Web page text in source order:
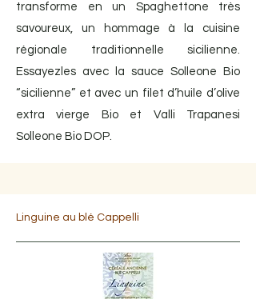
transforme en un Spaghettone très
savoureux, un hommage à la cuisine
régionale traditionnelle sicilienne.
Essayezles avec la sauce Solleone Bio
“sicilienne” et avec un filet d’huile d’olive
extra vierge Bio et Valli Trapanesi
Solleone Bio DOP.
Linguine au blé Cappelli